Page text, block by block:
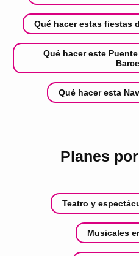
Qué hacer estas fiestas
Qué hacer este
Qué hacer esta
Planes
Teatro y
Musicales